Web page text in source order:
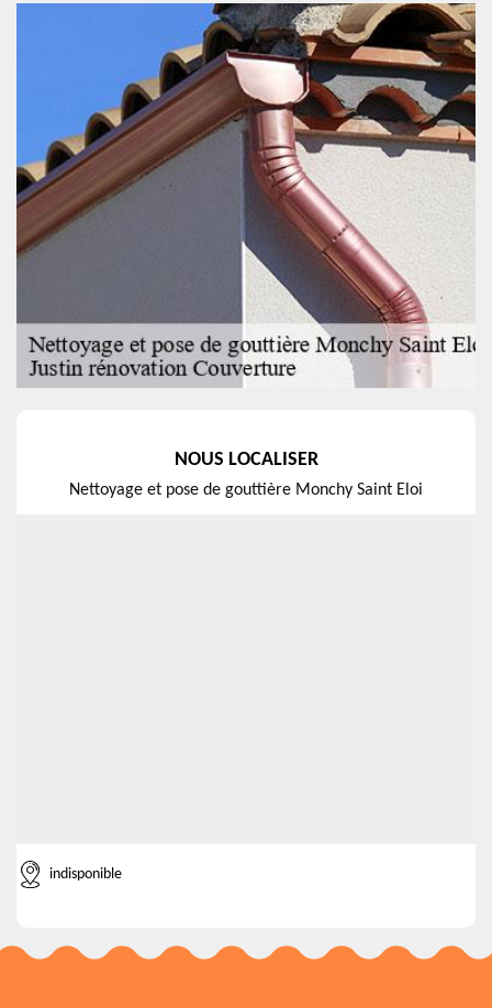
NOUS LOCALISER
Nettoyage et pose de gouttière Monchy Saint Eloi
indisponible